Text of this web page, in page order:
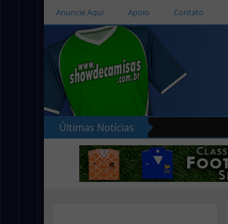
Anuncie Aqui Apoio Contato
Últimas Notícias